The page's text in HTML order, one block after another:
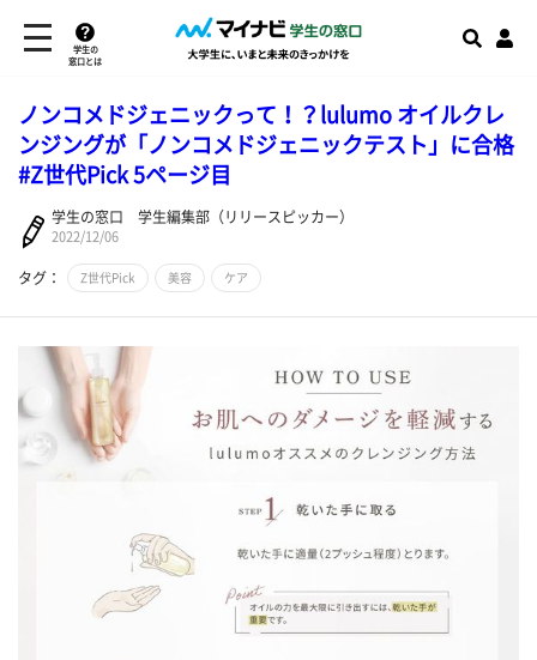
学生の
窓口とは
ノンコメドジェニックって！？lulumo オイルクレ
ンジングが「ノンコメドジェニックテスト」に合格
#Z世代Pick 5ページ目
学生の窓口 学生編集部（リリースピッカー）
2022/12/06
タグ： Z世代Pick 美容 ケア